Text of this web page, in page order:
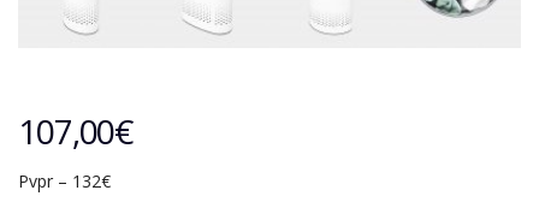
107,00€
Pvpr – 132€